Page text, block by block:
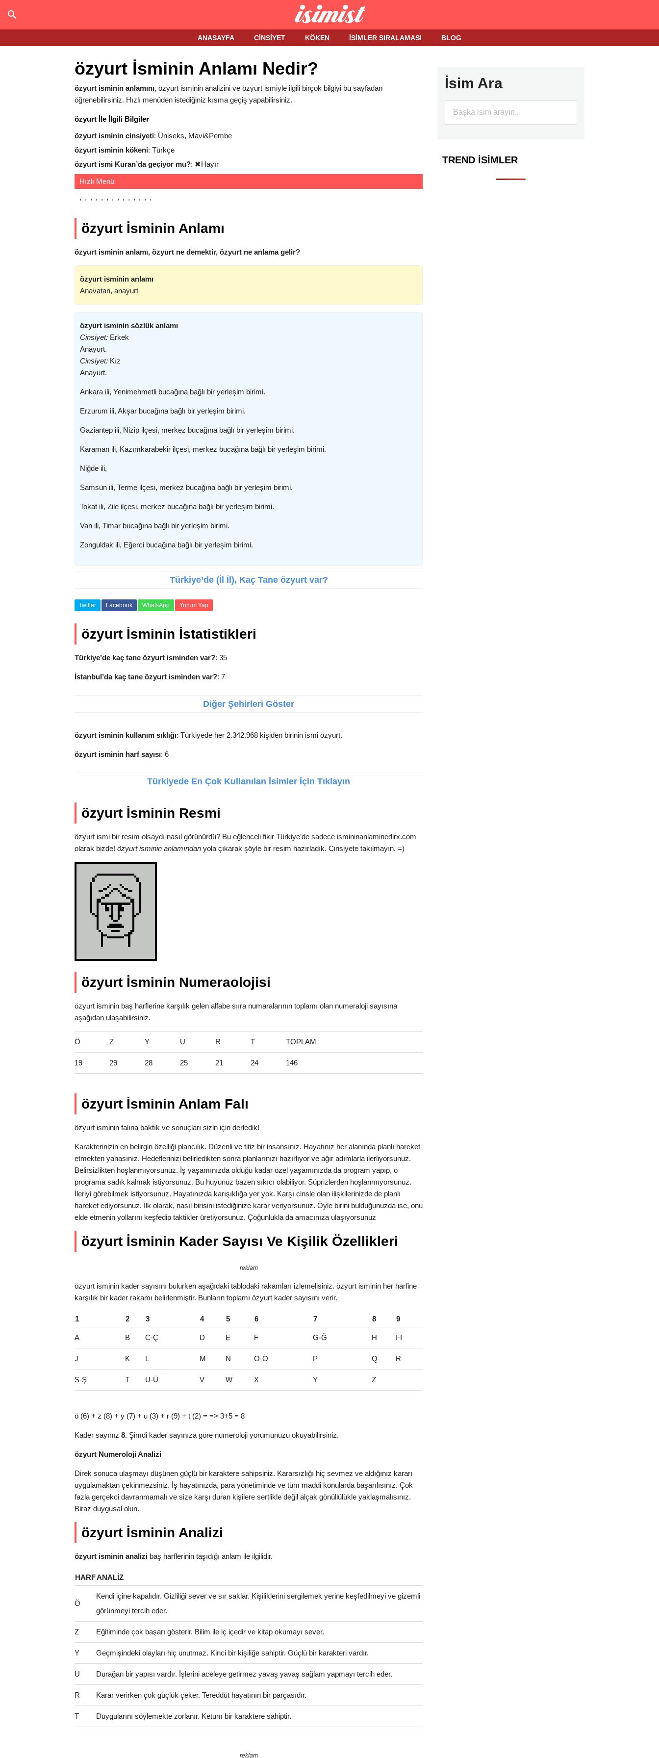
ANASAYFA CINSIYET KÖKEN İSIMLER SIRALAMASI BLOG
özyurt İsminin Anlamı Nedir?
özyurt isminin anlamını, özyurt isminin analizini ve özyurt ismiyle ilgili birçok bilgiyi bu sayfadan
öğrenebilirsiniz. Hızlı menüden istediğiniz kısma geçiş yapabilirsiniz.
özyurt İle İlgili Bilgiler
özyurt isminin cinsiyeti: Üniseks, Mavi&Pembe
özyurt isminin kökeni: Türkçe
özyurt ismi Kuran’da geçiyor mu?: ✖Hayır
Hızlı Menü
özyurt İsminin Anlamı
özyurt isminin anlamı, özyurt ne demektir, özyurt ne anlama gelir?
özyurt isminin anlamı
Anavatan, anayurt
özyurt isminin sözlük anlamı
Cinsiyet: Erkek
Anayurt.
Cinsiyet: Kız
Anayurt.
Ankara ili, Yenimehmetli bucağına bağlı bir yerleşim birimi.
Erzurum ili, Akşar bucağına bağlı bir yerleşim birimi.
Gaziantep ili, Nizip ilçesi, merkez bucağına bağlı bir yerleşim birimi.
Karaman ili, Kazımkarabekir ilçesi, merkez bucağına bağlı bir yerleşim birimi.
Niğde ili,
Samsun ili, Terme ilçesi, merkez bucağına bağlı bir yerleşim birimi.
Tokat ili, Zile ilçesi, merkez bucağına bağlı bir yerleşim birimi.
Van ili, Timar bucağına bağlı bir yerleşim birimi.
Zonguldak ili, Eğerci bucağına bağlı bir yerleşim birimi.
Türkiye’de (İl İl), Kaç Tane özyurt var?
Twitter Facebook WhatsApp Yorum Yap
özyurt İsminin İstatistikleri
Türkiye’de kaç tane özyurt isminden var?: 35
İstanbul’da kaç tane özyurt isminden var?: 7
Diğer Şehirleri Göster
özyurt isminin kullanım sıklığı: Türkiyede her 2.342.968 kişiden birinin ismi özyurt.
özyurt isminin harf sayısı: 6
Türkiyede En Çok Kullanılan İsimler İçin Tıklayın
özyurt İsminin Resmi
özyurt ismi bir resim olsaydı nasıl görünürdü? Bu eğlenceli fikir Türkiye’de sadece ismininanlaminedirx.com
olarak bizde! özyurt isminin anlamından yola çıkarak şöyle bir resim hazırladık. Cinsiyete takılmayın. =)
özyurt İsminin Numeraolojisi
özyurt isminin baş harflerine karşılık gelen alfabe sııra numaralarının toplamı olan numeraloji sayısına
aşağıdan ulaşabilirsiniz.
Ö Z Y U R T TOPLAM
19 29 28 25 21 24 146
özyurt İsminin Anlam Falı
özyurt isminin falına baktık ve sonuçları sizin için derledik!
Karakterinizin en belirgin özelliği plancılık. Düzenli ve titiz bir insansınız. Hayatınız her alanında planlı hareket
etmekten yanasınız. Hedeflerinizi belirledikten sonra planlarınızı hazırlıyor ve ağır adımlarla ilerliyorsunuz.
Belirsizlikten hoşlanmıyorsunuz. İş yaşamınızda olduğu kadar özel yaşamınızda da program yapıp, o
programa sadık kalmak istiyorsunuz. Bu huyunuz bazen sıkıcı olabiliyor. Süprizlerden hoşlanmıyorsunuz.
İleriyi görebilmek istiyorsunuz. Hayatınızda karışıklığa yer yok. Karşı cinsle olan ilişkilerinizde de planlı
hareket ediyorsunuz. İlk olarak, nasıl birisini istediğinize karar veriyorsunuz. Öyle birini bulduğunuzda ise, onu
elde etmenin yollarını keşfedip taktikler üretiyorsunuz. Çoğunlukla da amacınıza ulaşıyorsunuz
özyurt İsminin Kader Sayısı Ve Kişilik Özellikleri
reklam
özyurt isminin kader sayısını bulurken aşağıdaki tablodaki rakamları izlemelisiniz. özyurt isminin her harfine
karşılık bir kader rakamı belirlenmiştir. Bunların toplamı özyurt kader sayısını verir.
1 2 3 4 5 6 7 8 9
A B C-Ç D E F G-Ğ H İ-I
J K L M N O-Ö P Q R
S-Ş T U-Ü V W X Y Z
ö (6) + z (8) + y (7) + u (3) + r (9) + t (2) = => 3+5 = 8
Kader sayınız 8. Şimdi kader sayınıza göre numeroloji yorumunuzu okuyabilirsiniz.
özyurt Numeroloji Analizi
Direk sonuca ulaşmayı düşünen güçlü bir karaktere sahipsiniz. Kararsızlığı hiç sevmez ve aldığınız kararı
uygulamaktan çekinmezsiniz. İş hayatınızda, para yönetiminde ve tüm maddi konularda başarılısınız. Çok
fazla gerçekci davranmamalı ve size karşı duran kişilere sertlikle değil alçak gönüllülükle yaklaşmalısınız.
Biraz duygusal olun.
özyurt İsminin Analizi
özyurt isminin analizi baş harflerinin taşıdığı anlam ile ilgilidir.
HARFANALIZ
Ö
Kendi içine kapalıdır. Gizliliği sever ve sır saklar. Kişiliklerini sergilemek yerine keşfedilmeyi ve gizemli
görünmeyi tercih eder.
Z Eğitiminde çok başarı gösterir. Bilim ile iç içedir ve kitap okumayı sever.
Y Geçmişindeki olayları hiç unutmaz. Kinci bir kişiliğe sahiptir. Güçlü bir karakteri vardır.
U Durağan bir yapısı vardır. İşlerini aceleye getirmez yavaş yavaş sağlam yapmayı tercih eder.
R Karar verirken çok güçlük çeker. Tereddüt hayatının bir parçasıdır.
T Duygularını söylemekte zorlanır. Ketum bir karaktere sahiptir.
reklam
İsim Ara
TREND İSIMLER